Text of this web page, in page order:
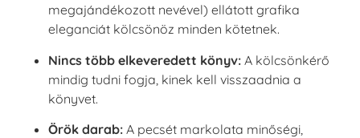
megajándékozott nevével) ellátott grafika
eleganciát kölcsönöz minden kötetnek.
Nincs több elkeveredett könyv: A kölcsönkérő
mindig tudni fogja, kinek kell visszaadnia a
könyvet.
Örök darab: A pecsét markolata minőségi,